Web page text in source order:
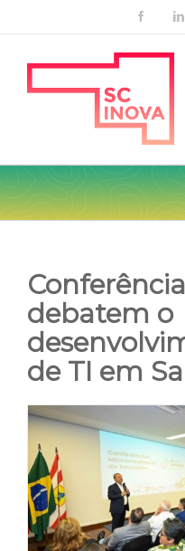
Facebook
debatem o
de TI em
View
Larger
Image